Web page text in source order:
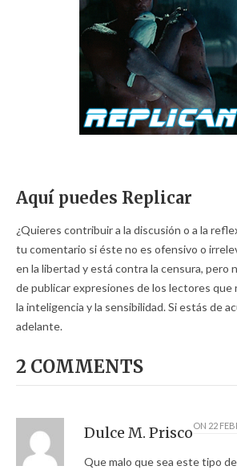
Aquí puedes Replicar
¿Quieres contribuir a la discusión o a la
tu comentario si éste no es ofensivo o
en la libertad y está contra la censura, pero
de publicar expresiones de los lectores que
la inteligencia y la sensibilidad. Si estás de
adelante.
2 COMMENTS
Dulce M. PriscoON 22
Que malo que sea este tipo